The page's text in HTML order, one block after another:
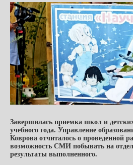
Завершилась приемка школ и
учебного года. Управление
Коврова отчиталось о проведенной
возможность СМИ побывать на
результаты выполненного.